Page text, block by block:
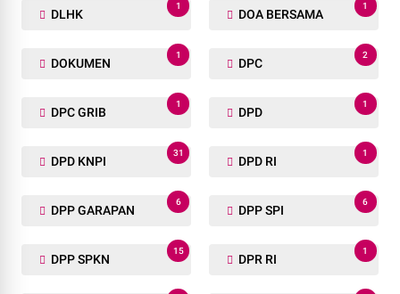
DLHK
1
DOA BERSAMA
1
DOKUMEN
1
DPC
2
DPC GRIB
1
DPD
1
DPD KNPI
31
DPD RI
1
DPP GARAPAN
6
DPP SPI
6
DPP SPKN
15
DPR RI
1